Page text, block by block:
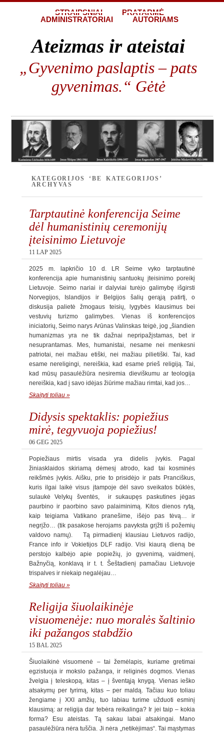
STRAIPSNIAI
PRATARMĖ
ADMINISTRATORIAI
AUTORIAMS
Ateizmas ir ateistai
„Gyvenimo paslaptis – pats
gyvenimas.“ Gėtė
KATEGORIJOS ‘BE KATEGORIJOS’
ARCHYVAS
Tarptautinė konferencija Seime
dėl humanistinių ceremonijų
įteisinimo Lietuvoje
11 LAP 2025
2025 m. lapkričio 10 d. LR Seime vyko tarptautinė
konferencija apie humanistinių santuokų įteisinimo poreikį
Lietuvoje. Seimo nariai ir dalyviai turėjo galimybę išgirsti
Norvegijos, Islandijos ir Belgijos šalių gerąją patirtį, o
diskusija palietė žmogaus teisių, lygybės klausimus bei
vestuvių turizmo galimybes. Vienas iš konferencijos
iniciatorių, Seimo narys Arūnas Valinskas teigė, jog „šiandien
humanizmas yra ne tik dažnai nepripažįstamas, bet ir
nesuprantamas. Mes, humanistai, nesame nei menkesni
patriotai, nei mažiau etiški, nei mažiau pilietiški. Tai, kad
esame nereligingi, nereiškia, kad esame prieš religiją. Tai,
kad mūsų pasaulėžiūra nesiremia dieviškumu ar teologija
nereiškia, kad į savo idėjas žiūrime mažiau rimtai, kad jos…
Skaityti toliau »
Didysis spektaklis: popiežius
mirė, tegyvuoja popiežius!
06 GEG 2025
Popiežiaus mirtis visada yra didelis įvykis. Pagal
žiniasklaidos skiriamą dėmesį atrodo, kad tai kosminės
reikšmės įvykis. Aišku, prie to prisidėjo ir pats Pranciškus,
kuris ilgai laikė visus įtampoje dėl savo sveikatos būklės,
sulaukė Velykų šventės, ir sukaupęs paskutines jėgas
paurbino ir paorbino savo palaiminimą. Kitos dienos rytą,
kaip teigiama Vatikano pranešime, išėjo pas tėvą… ir
negrįžo… (tik pasakose herojams pavyksta grįžti iš požemių
valdovo namų). Tą pirmadienį klausiau Lietuvos radijo,
France info ir Vokietijos DLF radijo. Visi kiaurą dieną be
perstojo kalbėjo apie popiežių, jo gyvenimą, vaidmenį,
Bažnyčią, konklavą ir t. t. Šeštadienį pamačiau Lietuvoje
trispalves ir niekaip negalėjau…
Skaityti toliau »
Religija šiuolaikinėje
visuomenėje: nuo moralės šaltinio
iki pažangos stabdžio
15 BAL 2025
Šiuolaikinė visuomenė – tai žemėlapis, kuriame gretimai
egzistuoja ir mokslo pažanga, ir religinės dogmos. Vienas
žvelgia į teleskopą, kitas – į šventąją knygą. Vienas ieško
atsakymų per tyrimą, kitas – per maldą. Tačiau kuo toliau
žengiame į XXI amžių, tuo labiau turime užduoti esminį
klausimą: ar religija dar tebėra reikalinga? Ir jei taip – kokia
forma? Esu ateistas. Tą sakau labai atsakingai. Mano
pasaulėžiūra nėra tuščia. Ji nėra „netikėjimas“. Tai mąstymas